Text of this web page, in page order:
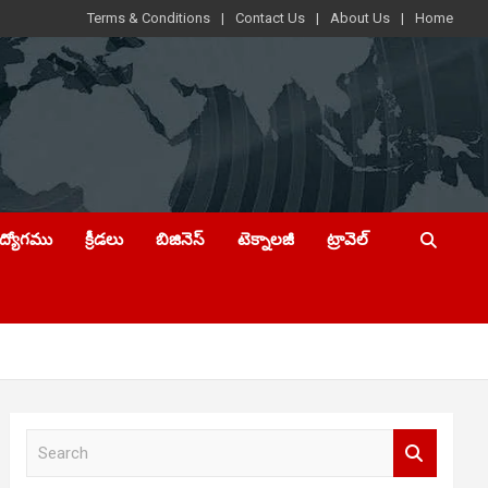
Terms & Conditions Contact Us About Us Home
క్రీడలు బిజినెస్ టెక్నాలజీ ట్రావెల్